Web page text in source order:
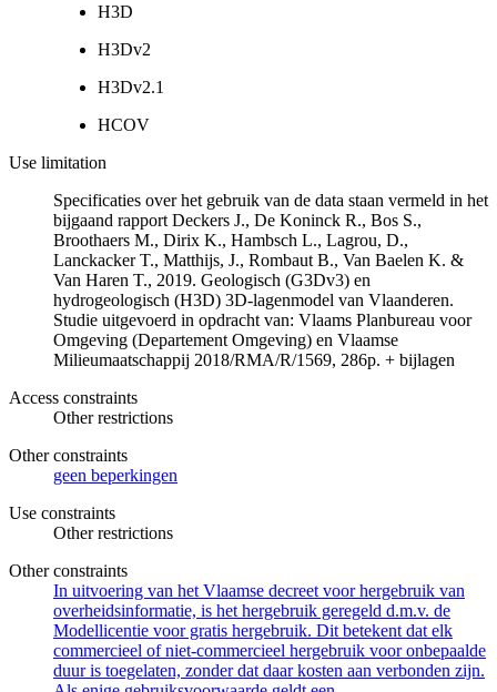
H3D
H3Dv2
H3Dv2.1
HCOV
Use limitation
Specificaties over het gebruik van de data staan vermeld in het
bijgaand rapport Deckers J., De Koninck R., Bos S.,
Broothaers M., Dirix K., Hambsch L., Lagrou, D.,
Lanckacker T., Matthijs, J., Rombaut B., Van Baelen K. &
Van Haren T., 2019. Geologisch (G3Dv3) en
hydrogeologisch (H3D) 3D-lagenmodel van Vlaanderen.
Studie uitgevoerd in opdracht van: Vlaams Planbureau voor
Omgeving (Departement Omgeving) en Vlaamse
Milieumaatschappij 2018/RMA/R/1569, 286p. + bijlagen
Access constraints
Other restrictions
Other constraints
geen beperkingen
Use constraints
Other restrictions
Other constraints
In uitvoering van het Vlaamse decreet voor hergebruik van
overheidsinformatie, is het hergebruik geregeld d.m.v. de
Modellicentie voor gratis hergebruik. Dit betekent dat elk
commercieel of niet-commercieel hergebruik voor onbepaalde
duur is toegelaten, zonder dat daar kosten aan verbonden zijn.